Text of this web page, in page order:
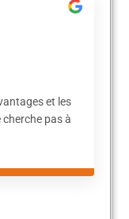
et les
pas à